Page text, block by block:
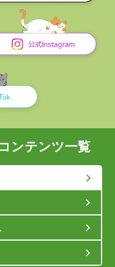
ンテンツ一覧